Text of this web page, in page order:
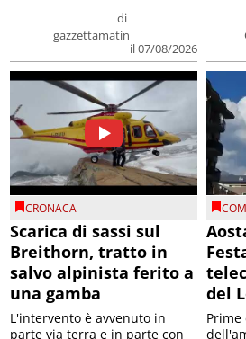
di
gazzettamatin
il 07/08/2026
CRONACA
Scarica di sassi sul
Breithorn, tratto in
salvo alpinista ferito a
una gamba
L'intervento è avvenuto in
parte via terra e in parte con
del
Prime